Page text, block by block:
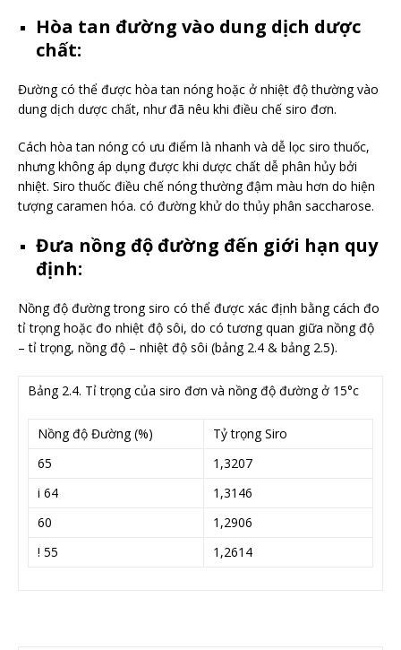
Hòa tan đường vào dung dịch dược
chất:
Đường có thể được hòa tan nóng hoặc ở nhiệt độ thường vào
dung dịch dược chất, như đã nêu khi điều chế siro đơn.
Cách hòa tan nóng có ưu điểm là nhanh và dễ lọc siro thuốc,
nhưng không áp dụng được khi dược chất dễ phân hủy bởi
nhiệt. Siro thuốc điều chế nóng thường đậm màu hơn do hiện
tượng caramen hóa. có đường khử do thủy phân saccharose.
Đưa nồng độ đường đến giới hạn quy
định:
Nồng độ đường trong siro có thể được xác định bằng cách đo
tỉ trọng hoặc đo nhiệt độ sôi, do có tương quan giữa nồng độ
– tỉ trọng, nồng độ – nhiệt độ sôi (bảng 2.4 & bảng 2.5).
Bảng 2.4. Tỉ trọng của siro đơn và nồng độ đường ở 15°c
Nồng độ Đường (%)
Tỷ trọng Siro
65
1,3207
i 64
1,3146
60
1,2906
! 55
1,2614